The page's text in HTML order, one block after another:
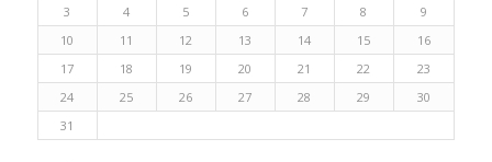
3
4 5 6 7 8
9
10
11 12 13 14 15
16
17
18 19 20 21 22
23
24
25 26 27 28 29
30
31